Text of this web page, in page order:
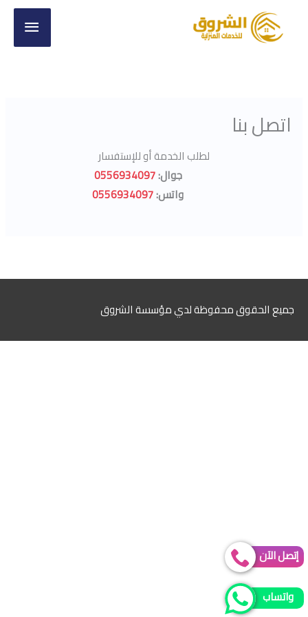
المحتوى
اتصل بنا
لطلب الخدمة أو للإستفسار
جوال:0556934097
واتس:0556934097
جميع الحقوق محفوظة لدي مؤسسة الشروق
إتصل الآن
واتساب